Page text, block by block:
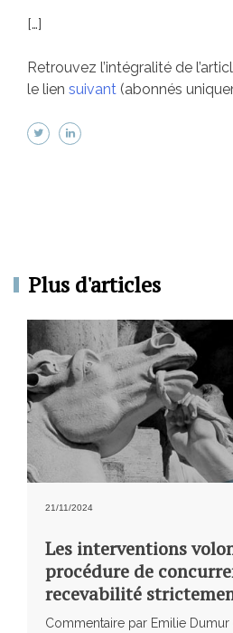
[…]
Retrouvez l’intégralité de
le lien suivant (abonnés
Plus d'articles
21/11/2024
Les interventions
procédure de
recevabilité
Commentaire par Emilie Dumur